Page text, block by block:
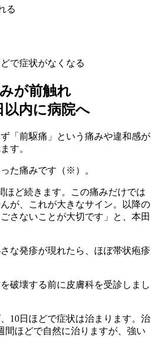
る
で症状がなくなる
が前触れ
以内に病院へ
「前駆痛」という痛みや違和感が
す。
た痛みです（※）。
ほど続きます。この痛みだけでは
が、これが大きなサイン。以降の
さないことが大切です」と、本田
な発疹が現れたら、ほぼ帯状疱疹
破壊する前に皮膚科を受診しまし
10日ほどで症状は治まります。治
間ほどで自然に治りますが、強い